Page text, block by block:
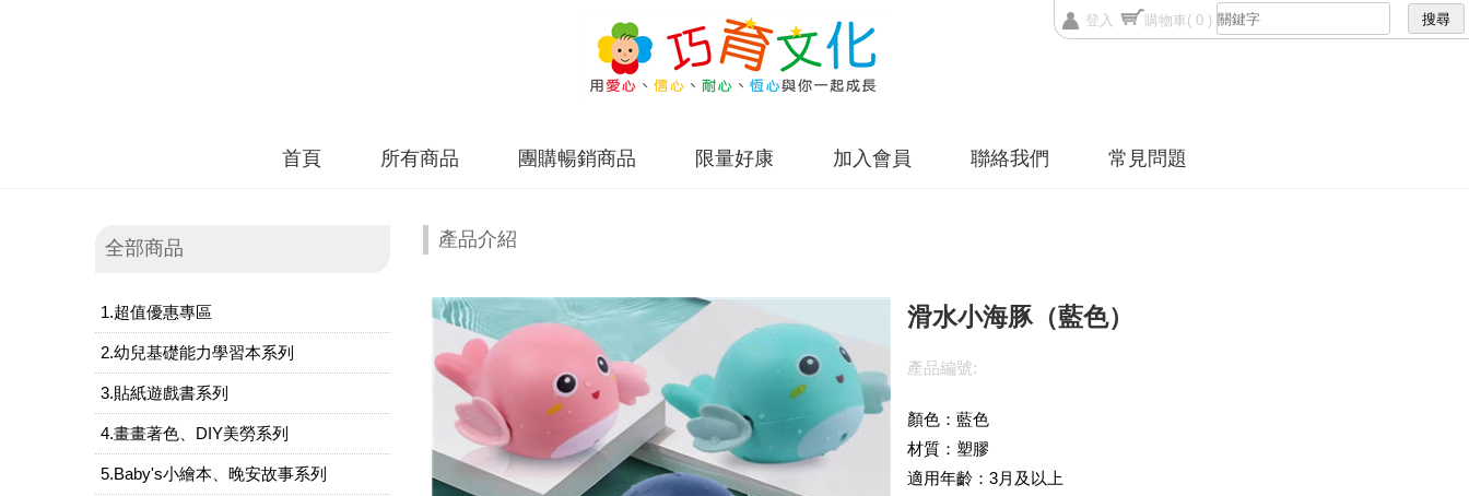
登入 購物車( 0 )
首頁 所有商品 團購暢銷商品 限量好康 加入會員 聯絡我們 常見問題
全部商品
1.超值優惠專區
2.幼兒基礎能力學習本系列
3.貼紙遊戲書系列
4.畫畫著色、DIY美勞系列
5.Baby's小繪本、晚安故事系列
產品介紹
滑水小海豚（藍色）
產品編號:
顏色：藍色
材質：塑膠
適用年齡：3月及以上